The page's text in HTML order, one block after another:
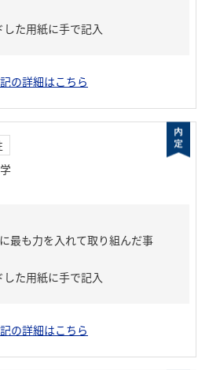
た用紙に手で記入
の詳細はこちら
最も力を入れて取り組んだ事
た用紙に手で記入
の詳細はこちら